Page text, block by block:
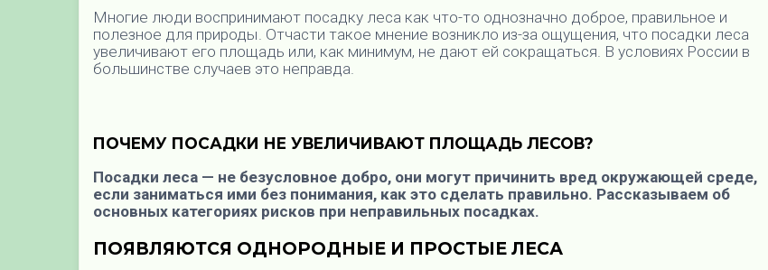
Многие люди воспринимают посадку леса как что-то однозначно доброе, правильное и
полезное для природы. Отчасти такое мнение возникло из-за ощущения, что посадки леса
увеличивают его площадь или, как минимум, не дают ей сокращаться. В условиях России в
большинстве случаев это неправда.
ПОЧЕМУ ПОСАДКИ НЕ УВЕЛИЧИВАЮТ ПЛОЩАДЬ ЛЕСОВ?
Посадки леса — не безусловное добро, они могут причинить вред окружающей среде,
если заниматься ими без понимания, как это сделать правильно. Рассказываем об
основных категориях рисков при неправильных посадках.
ПОЯВЛЯЮТСЯ ОДНОРОДНЫЕ И ПРОСТЫЕ ЛЕСА